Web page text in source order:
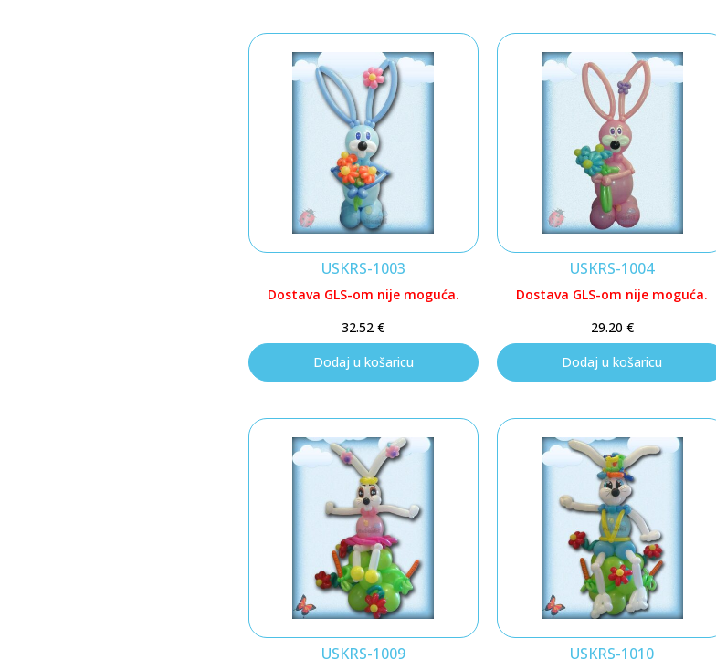
USKRS-1003
Dostava GLS-om nije moguća.
32.52€
Dodaj u košaricu
USKRS-1004
Dostava GLS-om nije moguća.
29.20 €
Dodaj u košaricu
USKRS-1009 USKRS-1010